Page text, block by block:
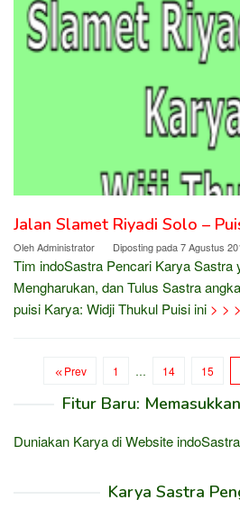
Jalan Slamet Riyadi Solo –
OlehAdministrator Diposting pada7 Agustus
Tim indoSastra Pencari Karya Sastra
Mengharukan, dan Tulus Sastra
puisi Karya: Widji Thukul Puisi ini > > >
Prev 1 … 14 15
Fitur Baru:
Duniakan Karya di Website
Karya Sastra